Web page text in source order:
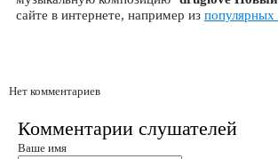
сайте в интернете, например из популярных
Нет комментариев
Комментарии слушателей
Ваше имя